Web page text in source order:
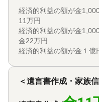
経済的利益の額が
11万円
経済的利益の額が金
金22万円
経済的利益の額が金１億
＜遺言書作成・家族